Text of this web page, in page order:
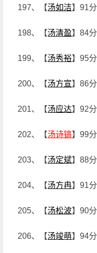
197、【汤如洁】91分
198、【汤清盈】84分
199、【汤秀裕】95分
200、【汤方宣】86分
201、【汤应达】92分
202、【汤诗镐】99分
203、【汤定斌】88分
204、【汤方冉】91分
205、【汤松波】90分
206、【汤竣萌】94分